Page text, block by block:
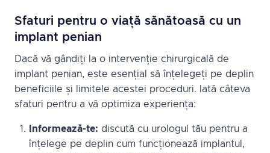
Sfaturi pentru o viață sănătoasă cu un
implant penian
Dacă vă gândiți la o intervenție chirurgicală de
implant penian, este esențial să înțelegeți pe deplin
beneficiile și limitele acestei proceduri. Iată câteva
sfaturi pentru a vă optimiza experiența:
Informează-te: discută cu urologul tău pentru a
înțelege pe deplin cum funcționează implantul,